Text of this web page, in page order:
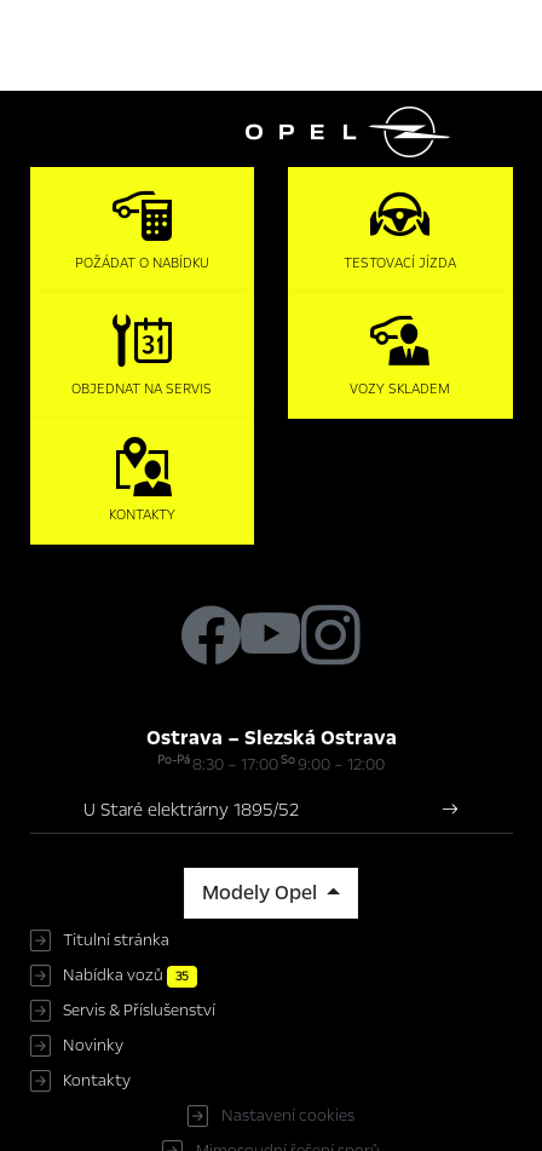

POŽÁDAT O NABÍDKU TESTOVACÍ JÍZDA
OBJEDNAT NA SERVIS VOZY SKLADEM
KONTAKTY
Ostrava – Slezská Ostrava
Po-Pá8:30 – 17:00So9:00 – 12:00
U Staré elektrárny 1895/52
Modely Opel
Titulní stránka
Nabídka vozů
35
Servis & Příslušenství
Novinky
Kontakty
Nastavení cookies